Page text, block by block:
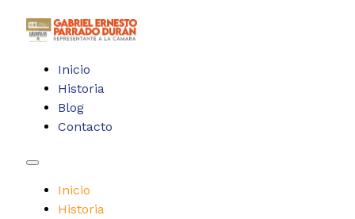
Inicio
Historia
Blog
Contacto
Inicio
Historia